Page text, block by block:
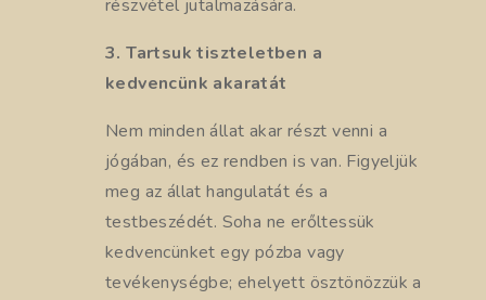
részvétel jutalmazására.
3. Tartsuk tiszteletben a
kedvencünk akaratát
Nem minden állat akar részt venni a
jógában, és ez rendben is van. Figyeljük
meg az állat hangulatát és a
testbeszédét. Soha ne erőltessük
kedvencünket egy pózba vagy
tevékenységbe; ehelyett ösztönözzük a